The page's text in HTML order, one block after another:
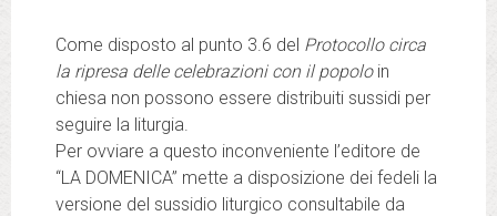
Come disposto al punto 3.6 del Protocollo circa
la ripresa delle celebrazioni con il popolo in
chiesa non possono essere distribuiti sussidi per
seguire la liturgia.
Per ovviare a questo inconveniente l’editore de
“LA DOMENICA” mette a disposizione dei fedeli la
versione del sussidio liturgico consultabile da